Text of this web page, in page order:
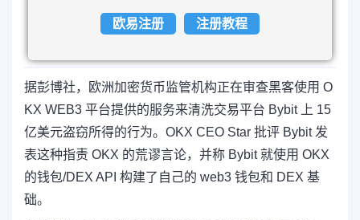
欧易注册 注册教程
据彭博社，欧洲加密货币监管机构正在审查黑客使用 O
KX WEB3 平台提供的服务来清洗交易平台 Bybit 上 15
亿美元盗窃所得的行为。OKX CEO Star 批评 Bybit 发
表这种指责 OKX 的荒谬言论，并称 Bybit 就使用 OKX
的钱包/DEX API 构建了自己的 web3 钱包和 DEX 基
础。